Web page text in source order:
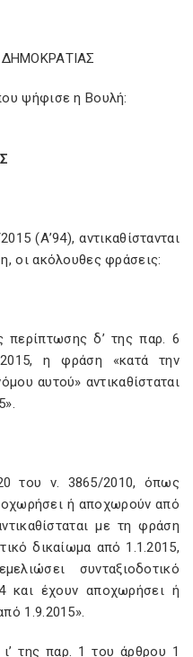
ψήφισε η Βουλή:
(Α’94), αντικαθίστανται
οι ακόλουθες φράσεις:
περίπτωσης δ’ της παρ. 6
η φράση «κατά την
αυτού» αντικαθίσταται
του ν. 3865/2010, όπως
ή αποχωρούν από
με τη φράση
δικαίωμα από 1.1.2015,
συνταξιοδοτικό
και έχουν αποχωρήσει ή
1.9.2015».
της παρ. 1 του άρθρου 1